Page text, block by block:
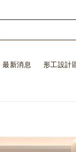
最新消息 形工設計